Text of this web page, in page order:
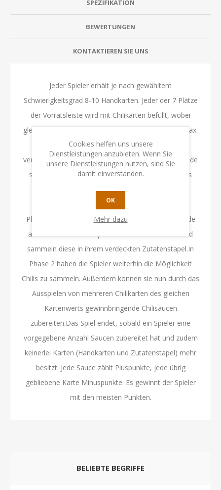
SPEZIFIKATION
BEWERTUNGEN
KONTAKTIEREN SIE UNS
Jeder Spieler erhält je nach gewähltem
Schwierigkeitsgrad 8-10 Handkarten. Jeder der 7 Plätze
der Vorratsleiste wird mit Chilikarten befüllt, wobei
gleiche Werte auf denselben Platz gelegt werden (max.
drei Karten). Die Chilisaucen-Plättchen werden als
verdeckter Stapel bereitgelegt. Am Anfang jeder Runde
spielen die Spieler Chilikarten mit gleichem Wert als
Kartenkombination aus. Diese bestimmen die
Zugreihenfolge der Spieler. Das Spiel verläuft in 2
Phasen:In Phase 1 nehmen die Spieler in jeder Runde
alle Chilikarten einer Spalte aus der Kartenleiste und
sammeln diese in ihrem verdeckten Zutatenstapel.In
Phase 2 haben die Spieler weiterhin die Möglichkeit
Chilis zu sammeln. Außerdem können sie nun durch das
Ausspielen von mehreren Chilikarten des gleichen
Kartenwerts gewinnbringende Chilisaucen
zubereiten.Das Spiel endet, sobald ein Spieler eine
vorgegebene Anzahl Saucen zubereitet hat und zudem
keinerlei Karten (Handkarten und Zutatenstapel) mehr
besitzt. Jede Sauce zählt Pluspunkte, jede übrig
gebliebene Karte Minuspunkte. Es gewinnt der Spieler
mit den meisten Punkten.
BELIEBTE BEGRIFFE
Cookies helfen uns unsere
Dienstleistungen anzubieten. Wenn Sie
unsere Dienstleistungen nutzen, sind Sie
damit einverstanden.
OK
Mehr dazu